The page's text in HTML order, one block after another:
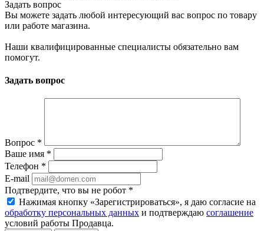
Задать вопрос
Вы можете задать любой интересующий вас вопрос по товару
или работе магазина.
Наши квалифицированные специалисты обязательно вам
помогут.
Задать вопрос
Вопрос *
Ваше имя *
Телефон *
E-mail
Подтвердите, что вы не робот *
Нажимая кнопку «Зарегистрироваться», я даю согласие на
обработку персональных данных и подтверждаю соглашение
условий работы Продавца.